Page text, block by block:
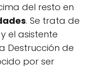
del resto en
. Se trata de
el asistente
Destrucción de
por ser